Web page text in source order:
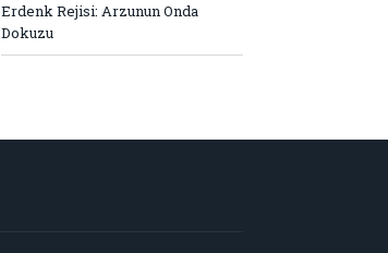
Erdenk Rejisi: Arzunun Onda
Dokuzu